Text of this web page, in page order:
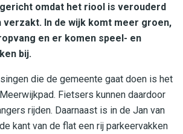
omdat het riool is verouderd
verzakt. In de wijk komt meer groen,
en er komen speel- en
bij.
die de gemeente gaat doen is het
Fietsers kunnen daardoor
rijden. Daarnaast is in de Jan van
kant van de flat een rij parkeervakken